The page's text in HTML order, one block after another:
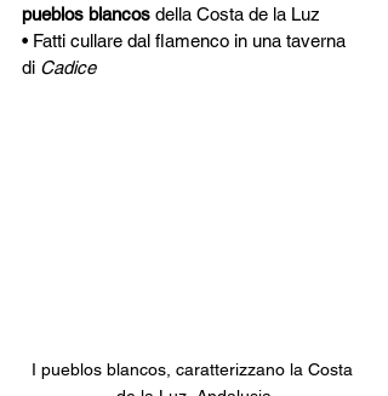
pueblos blancos della Costa de la Luz
• Fatti cullare dal flamenco in una taverna
di Cadice
I pueblos blancos, caratterizzano la Costa